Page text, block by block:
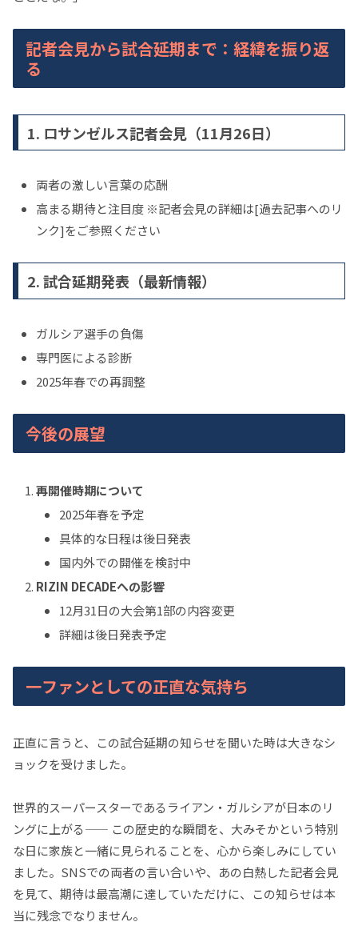
記者会見から試合延期まで：経緯を振り返
る
1. ロサンゼルス記者会見（11月26日）
両者の激しい言葉の応酬
高まる期待と注目度 ※記者会見の詳細は[過去記事へのリ
ンク]をご参照ください
2. 試合延期発表（最新情報）
ガルシア選手の負傷
専門医による診断
2025年春での再調整
今後の展望
再開催時期について
2025年春を予定
具体的な日程は後日発表
国内外での開催を検討中
RIZIN DECADEへの影響
12月31日の大会第1部の内容変更
詳細は後日発表予定
一ファンとしての正直な気持ち
正直に言うと、この試合延期の知らせを聞いた時は大きなシ
ョックを受けました。
世界的スーパースターであるライアン・ガルシアが日本のリ
ングに上がる—— この歴史的な瞬間を、大みそかという特別
な日に家族と一緒に見られることを、心から楽しみにしてい
ました。SNSでの両者の言い合いや、あの白熱した記者会見
を見て、期待は最高潮に達していただけに、この知らせは本
当に残念でなりません。